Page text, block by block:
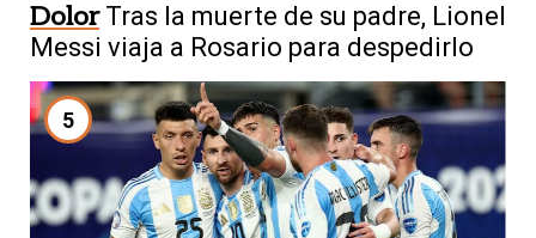
Dolor Tras la muerte de su padre, Lionel
Messi viaja a Rosario para despedirlo
5